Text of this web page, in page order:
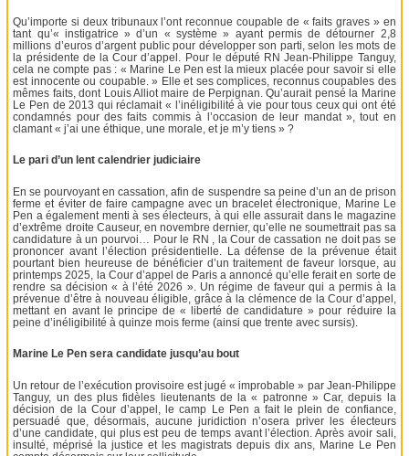
Qu’importe si deux tribunaux l’ont reconnue coupable de « faits graves » en
tant qu’« instigatrice » d’un « système » ayant permis de détourner 2,8
millions d’euros d’argent public pour développer son parti, selon les mots de
la présidente de la Cour d’appel. Pour le député RN Jean-Philippe Tanguy,
cela ne compte pas : « Marine Le Pen est la mieux placée pour savoir si elle
est innocente ou coupable. » Elle et ses complices, reconnus coupables des
mêmes faits, dont Louis Alliot maire de Perpignan. Qu’aurait pensé la Marine
Le Pen de 2013 qui réclamait « l’inéligibilité à vie pour tous ceux qui ont été
condamnés pour des faits commis à l’occasion de leur mandat », tout en
clamant « j’ai une éthique, une morale, et je m’y tiens » ?
Le pari d’un lent calendrier judiciaire
En se pourvoyant en cassation, afin de suspendre sa peine d’un an de prison
ferme et éviter de faire campagne avec un bracelet électronique, Marine Le
Pen a également menti à ses électeurs, à qui elle assurait dans le magazine
d’extrême droite Causeur, en novembre dernier, qu’elle ne soumettrait pas sa
candidature à un pourvoi… Pour le RN , la Cour de cassation ne doit pas se
prononcer avant l’élection présidentielle. La défense de la prévenue était
pourtant bien heureuse de bénéficier d’un traitement de faveur lorsque, au
printemps 2025, la Cour d’appel de Paris a annoncé qu’elle ferait en sorte de
rendre sa décision « à l’été 2026 ». Un régime de faveur qui a permis à la
prévenue d’être à nouveau éligible, grâce à la clémence de la Cour d’appel,
mettant en avant le principe de « liberté de candidature » pour réduire la
peine d’inéligibilité à quinze mois ferme (ainsi que trente avec sursis).
Marine Le Pen sera candidate jusqu’au bout
Un retour de l’exécution provisoire est jugé « improbable » par Jean-Philippe
Tanguy, un des plus fidèles lieutenants de la « patronne » Car, depuis la
décision de la Cour d’appel, le camp Le Pen a fait le plein de confiance,
persuadé que, désormais, aucune juridiction n’osera priver les électeurs
d’une candidate, qui plus est peu de temps avant l’élection. Après avoir sali,
insulté, méprisé la justice et les magistrats depuis dix ans, Marine Le Pen